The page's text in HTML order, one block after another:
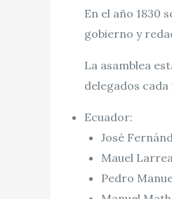
En el año 1830
gobierno y
La asamblea
delegados
Ecuador:
José
Mauel
Pedro